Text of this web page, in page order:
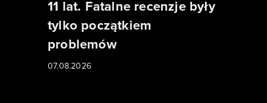
11 lat. Fatalne recenzje były
tylko początkiem
problemów
07.08.2026